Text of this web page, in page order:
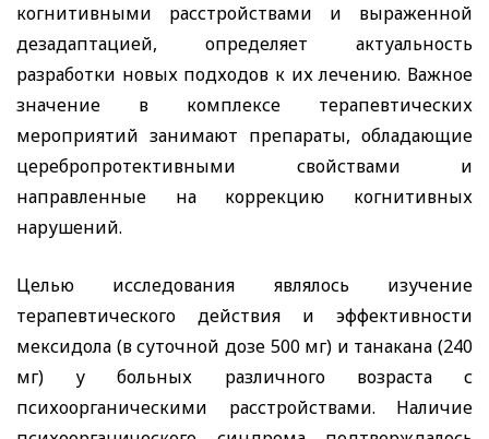
когнитивными расстройствами и выраженной
дезадаптацией, определяет актуальность
разработки новых подходов к их лечению. Важное
значение в комплексе терапевтических
мероприятий занимают препараты, обладающие
церебропротективными свойствами и
направленные на коррекцию когнитивных
нарушений.
Целью исследования являлось изучение
терапевтического действия и эффективности
мексидола (в суточной дозе 500 мг) и танакана (240
мг) у больных различного возраста с
психоорганическими расстройствами. Наличие